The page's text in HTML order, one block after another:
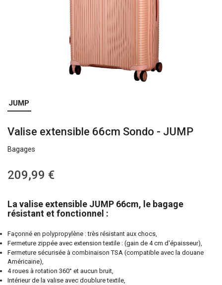
Skip
to
beginning
the
gallery
JUMP
Valise extensible 66cm Sondo - JUMP
Bagages
209,99 €
La valise extensible JUMP 66cm, le bagage
résistant et fonctionnel :
Façonné en polypropylène : très résistant aux chocs,
Fermeture zippée avec extension textile : (gain de 4 cm d'épaisseur),
Fermeture sécurisée à combinaison TSA (compatible avec la douane
Américaine),
4 roues à rotation 360° et aucun bruit,
Intérieur de la valise avec doublure textile,